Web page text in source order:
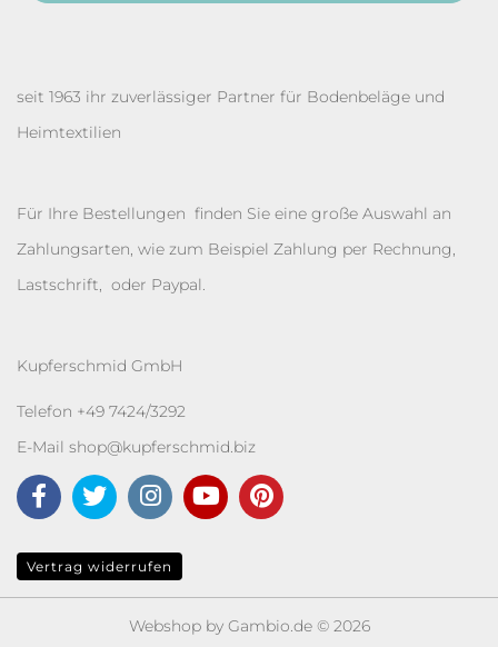
seit 1963 ihr zuverlässiger Partner für Bodenbeläge und
Heimtextilien
Für Ihre Bestellungen finden Sie eine große Auswahl an
Zahlungsarten, wie zum Beispiel Zahlung per Rechnung,
Lastschrift, oder Paypal.
Kupferschmid GmbH
Telefon +49 7424/3292
E-Mail shop@kupferschmid.biz
Vertrag widerrufen
Webshopby Gambio.de © 2026